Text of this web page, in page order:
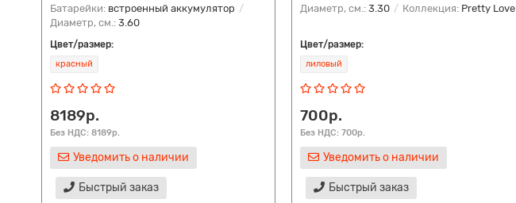
Батарейки: встроенный аккумулятор
Диаметр, см.: 3.60
Цвет/размер:
красный
8189р.
Без НДС: 8189р.
Уведомить о наличии
Быстрый заказ
Диаметр, см.: 3.30 Коллекция: Pretty Love
Цвет/размер:
лиловый
700р.
Без НДС: 700р.
Уведомить о наличии
Быстрый заказ